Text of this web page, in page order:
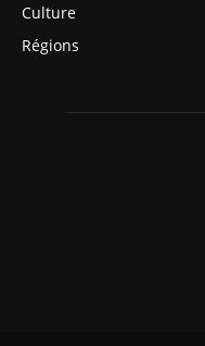
Culture
Régions